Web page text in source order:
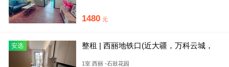
1480 元
安选
整租 | 西丽地铁口(近大疆，万科云城，
1室 西丽 -石鼓花园